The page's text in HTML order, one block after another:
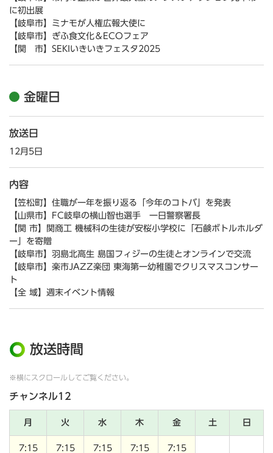
に初出展
【岐阜市】ミナモが人権広報大使に
【岐阜市】ぎふ食文化＆ECOフェア
【関 市】SEKIいきいきフェスタ2025
金曜日
放送日
12月5日
内容
【笠松町】住職が一年を振り返る「今年のコトバ」を発表
【山県市】FC岐阜の横山智也選手 一日警察署長
【関 市】関商工 機械科の生徒が安桜小学校に「石鹸ボトルホルダ
ー」を寄贈
【岐阜市】羽島北高生 島国フィジーの生徒とオンラインで交流
【岐阜市】楽市JAZZ楽団 東海第一幼稚園でクリスマスコンサー
ト
【全 域】週末イベント情報
放送時間
※横にスクロールしてご覧ください。
チャンネル12
月 火 水 木 金 土 日
7:15 7:15 7:15 7:15 7:15